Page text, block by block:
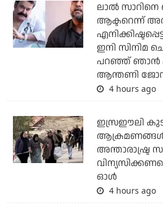
ലാല്‍
ആക്ടറെന്ന്
ഇനി സിനിമ
പറഞ്ഞ് ഞാന്‍
ആന്തണി
4 hours ago
ഇസ്രഈലി
ആക്രമണങ്ങള്‍:
അന്താരാഷ്ട്ര
ഓള്‍
4 hours ago